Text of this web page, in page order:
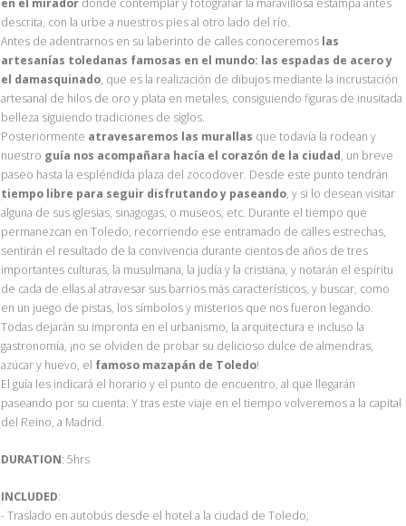
en el mirador donde contemplar y fotografiar la maravillosa estampa antes
descrita, con la urbe a nuestros pies al otro lado del río.
Antes de adentrarnos en su laberinto de calles conoceremos las
artesanías toledanas famosas en el mundo: las espadas de acero y
el damasquinado, que es la realización de dibujos mediante la incrustación
artesanal de hilos de oro y plata en metales, consiguiendo figuras de inusitada
belleza siguiendo tradiciones de siglos.
Posteriormente atravesaremos las murallas que todavía la rodean y
nuestro guía nos acompañara hacía el corazón de la ciudad, un breve
paseo hasta la espléndida plaza del zocodover. Desde este punto tendrán
tiempo libre para seguir disfrutando y paseando, y si lo desean visitar
alguna de sus iglesias, sinagogas, o museos, etc. Durante el tiempo que
permanezcan en Toledo, recorriendo ese entramado de calles estrechas,
sentirán el resultado de la convivencia durante cientos de años de tres
importantes culturas, la musulmana, la judía y la cristiana, y notarán el espíritu
de cada de ellas al atravesar sus barrios más característicos, y buscar, como
en un juego de pistas, los símbolos y misterios que nos fueron legando.
Todas dejarán su impronta en el urbanismo, la arquitectura e incluso la
gastronomía, ¡no se olviden de probar su delicioso dulce de almendras,
azúcar y huevo, el famoso mazapán de Toledo!
El guía les indicará el horario y el punto de encuentro, al que llegarán
paseando por su cuenta. Y tras este viaje en el tiempo volveremos a la capital
del Reino, a Madrid.
DURATION: 5hrs
INCLUDED:
- Traslado en autobús desde el hotel a la ciudad de Toledo;